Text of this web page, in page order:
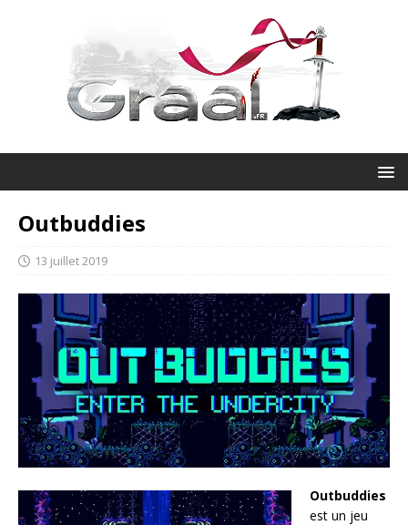
Outbuddies
13 juillet 2019
Outbuddies
est un jeu